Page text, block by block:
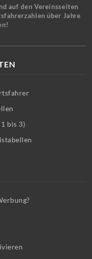
auf den Vereinsseiten
über Jahre
bis 3)